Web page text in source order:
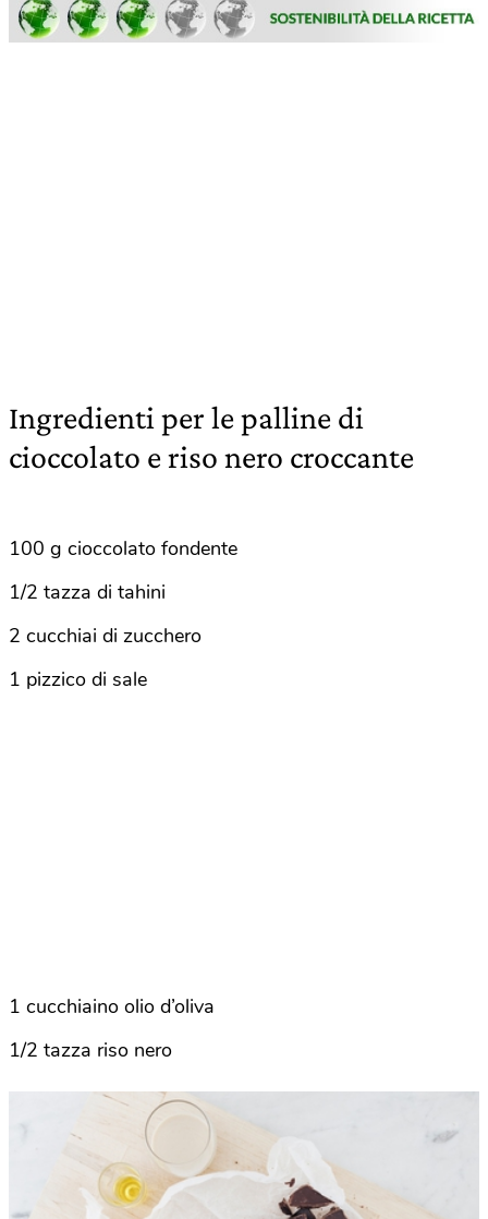
Ingredienti per le palline di
cioccolato e riso nero croccante
100 g cioccolato fondente
1/2 tazza di tahini
2 cucchiai di zucchero
1 pizzico di sale
1 cucchiaino olio d’oliva
1/2 tazza riso nero